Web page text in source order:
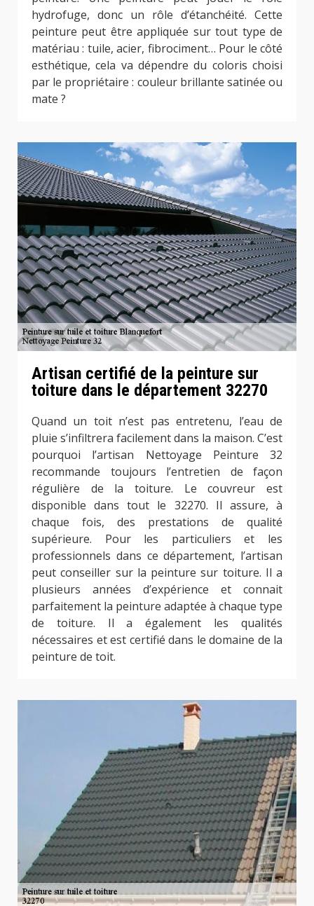
hydrofuge, donc un rôle d’étanchéité. Cette
peinture peut être appliquée sur tout type de
matériau : tuile, acier, fibrociment… Pour le côté
esthétique, cela va dépendre du coloris choisi
par le propriétaire : couleur brillante satinée ou
mate ?
Artisan certifié de la peinture sur
toiture dans le département 32270
Quand un toit n’est pas entretenu, l’eau de
pluie s’infiltrera facilement dans la maison. C’est
pourquoi l’artisan Nettoyage Peinture 32
recommande toujours l’entretien de façon
régulière de la toiture. Le couvreur est
disponible dans tout le 32270. Il assure, à
chaque fois, des prestations de qualité
supérieure. Pour les particuliers et les
professionnels dans ce département, l’artisan
peut conseiller sur la peinture sur toiture. Il a
plusieurs années d’expérience et connait
parfaitement la peinture adaptée à chaque type
de toiture. Il a également les qualités
nécessaires et est certifié dans le domaine de la
peinture de toit.